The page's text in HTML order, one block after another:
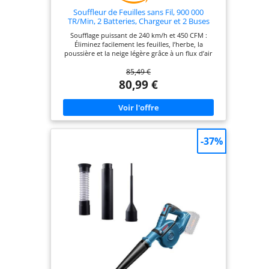
Souffleur de Feuilles sans Fil, 900 000
TR/Min, 2 Batteries, Chargeur et 2 Buses
Neige et Poussière, Vert
Soufflage puissant de 240 km/h et 450 CFM :
Éliminez facilement les feuilles, l’herbe, la
poussière et la neige légère grâce à un flux d’air
et les espaces verts. Autonomie prolongée avec 2
batteries et un chargeur : Jusqu’à 25 minutes
d’utilisation continue avec deux batteries
interchangeables, pour des sessions de nettoyage
longues et sans interruption. Design sans fil léger
et facile à utiliser : Pesant seulement 0,51 kg, ce
souffleur de feuilles sans fil assure une prise en
tous. Polyvalence d’utilisation toute saison :
Adapté pour le jardin, la terrasse, le nettoyage de
la voiture et le déneigement — parfait pour
maintenir vos espaces extérieurs propres tout au
long de l’année. Kit complet avec accessoires :
Inclut le souffleur de jardin, 2 batteries, 1
chargeur, 1 sac de rangement et 2 tubes
d’extension pour un usage flexible et une
organisation simplifiée.
85,49 €
80,99 €
-37%